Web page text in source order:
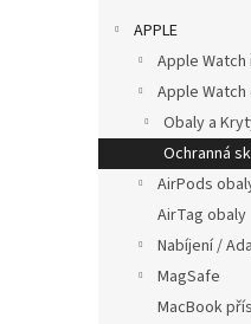
a
APPLE
Apple
Apple Watch
Obaly a
Ochranná
AirPods
AirTag obaly
Nabíjení /
MagSafe
MacBook